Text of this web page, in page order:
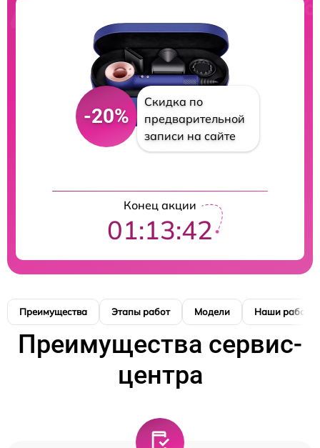
-20%
Скидка по
предварительной
записи на сайте
Конец акции
01:13:41
Преимущества Этапы работ Модели Наши работы
Преимущества сервис-
центра